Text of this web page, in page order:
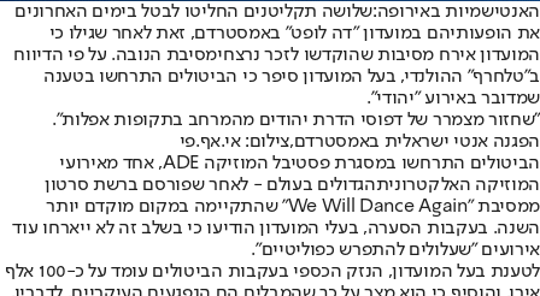
האנטישמיות באירופה:שלושה תקליטנים החליטו לבטל בימים האחרונים
את הופעותיהם במועדון "דה לופט" באמסטרדם, זאת לאחר שגילו כי
המועדון אירח מסיבות שהוקדשו לזכר נרצחימסיבת הנובה. על פי הדיווח
ב"טלחרף" ההולנדי, בעל המועדון סיפר כי הביטולים התרחשו בטענה
שמדובר באירוע "יהודי".
"שחזור מצמרר של דפוסי הדרת יהודים מהמרחב בתקופות אפלות".
הפגנה אנטי ישראלית באמסטרדם,צילום: אי.אף.פי
הביטולים התרחשו במסגרת פסטיבל המוזיקה ADE, אחד מאירועי
המוזיקה האלקטרוניתהגדולים בעולם - לאחר שפורסם ברשת סרטון
ממסיבת "We Will Dance Again" שהתקיימה במקום מוקדם יותר
השנה. בעקבות הסערה, בעלי המועדון הודיעו כי בשלב זה לא ייארחו עוד
אירועים "שעלולים להתפרש כפוליטיים".
לטענת בעל המועדון, הנזק הכספי בעקבות הביטולים עומד על כ-100 אלף